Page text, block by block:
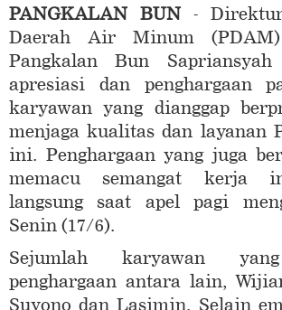
PANGKALAN BUN -
Daerah Air Minum
Pangkalan Bun Sapriansyah
apresiasi dan penghargaan
karyawan yang dianggap
menjaga kualitas dan layanan
ini. Penghargaan yang juga
memacu semangat kerja
langsung saat apel pagi
Senin (17/6).
Sejumlah karyawan
penghargaan antara lain,
Suyono dan Lasimin. Selain